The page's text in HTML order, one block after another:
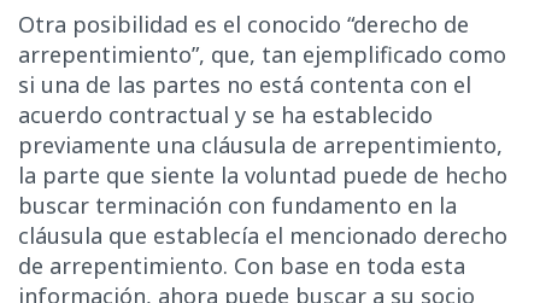
Otra posibilidad es el conocido “derecho de
arrepentimiento”, que, tan ejemplificado como
si una de las partes no está contenta con el
acuerdo contractual y se ha establecido
previamente una cláusula de arrepentimiento,
la parte que siente la voluntad puede de hecho
buscar terminación con fundamento en la
cláusula que establecía el mencionado derecho
de arrepentimiento. Con base en toda esta
información, ahora puede buscar a su socio